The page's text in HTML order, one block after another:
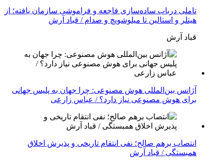
تاملی درباب سادەسازی فاجعە و فراموشی سازمان یافتە؛ از
هیتلر و استالین تا میلوشویچ و صدام / قباد آرش
قباد آرش
آژانس بین‌المللی هوش مصنوعی: چرا جهان به پلیس جهانی
برای هوش مصنوعی نیاز دارد؟ / عباس زارعی
انتصاب برهم صالح؛ نفی انتقام تاریخی و پذیرش اخلاق
همبستگی / قباد آرش